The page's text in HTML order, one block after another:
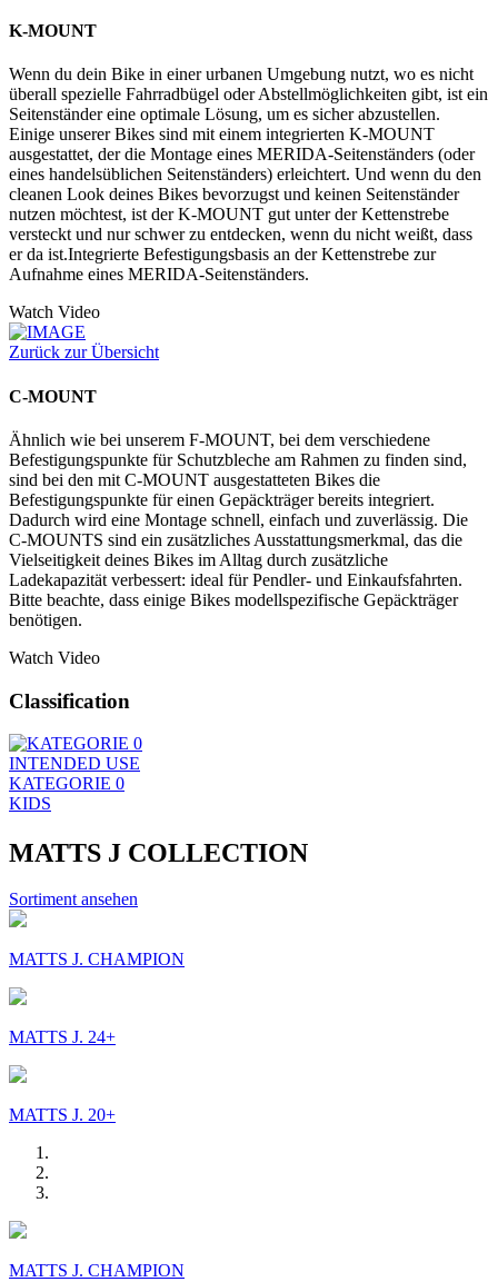
K-MOUNT
Wenn du dein Bike in einer urbanen Umgebung nutzt, wo es nicht
überall spezielle Fahrradbügel oder Abstellmöglichkeiten gibt, ist ein
Seitenständer eine optimale Lösung, um es sicher abzustellen.
Einige unserer Bikes sind mit einem integrierten K-MOUNT
ausgestattet, der die Montage eines MERIDA-Seitenständers (oder
eines handelsüblichen Seitenständers) erleichtert. Und wenn du den
cleanen Look deines Bikes bevorzugst und keinen Seitenständer
nutzen möchtest, ist der K-MOUNT gut unter der Kettenstrebe
versteckt und nur schwer zu entdecken, wenn du nicht weißt, dass
er da ist.Integrierte Befestigungsbasis an der Kettenstrebe zur
Aufnahme eines MERIDA-Seitenständers.
Watch Video
Zurück zur Übersicht
C-MOUNT
Ähnlich wie bei unserem F-MOUNT, bei dem verschiedene
Befestigungspunkte für Schutzbleche am Rahmen zu finden sind,
sind bei den mit C-MOUNT ausgestatteten Bikes die
Befestigungspunkte für einen Gepäckträger bereits integriert.
Dadurch wird eine Montage schnell, einfach und zuverlässig. Die
C-MOUNTS sind ein zusätzliches Ausstattungsmerkmal, das die
Vielseitigkeit deines Bikes im Alltag durch zusätzliche
Ladekapazität verbessert: ideal für Pendler- und Einkaufsfahrten.
Bitte beachte, dass einige Bikes modellspezifische Gepäckträger
benötigen.
Watch Video
Classification
INTENDED USE
KATEGORIE 0
KIDS
MATTS J COLLECTION
Sortiment ansehen
MATTS J. CHAMPION
MATTS J. 24+
MATTS J. 20+
MATTS J. CHAMPION